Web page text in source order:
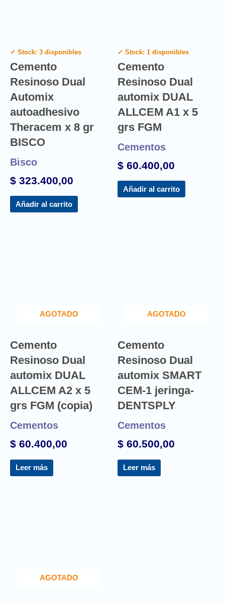
✓ Stock: 3 disponibles
Cemento
Resinoso Dual
Automix
autoadhesivo
Theracem x 8 gr
BISCO
Bisco
$ 323.400,00
Añadir al carrito
✓ Stock: 1 disponibles
Cemento
Resinoso Dual
automix DUAL
ALLCEM A1 x 5
grs FGM
Cementos
$ 60.400,00
Añadir al carrito
AGOTADO
Cemento
Resinoso Dual
automix DUAL
ALLCEM A2 x 5
grs FGM (copia)
Cementos
$ 60.400,00
Leer más
AGOTADO
Cemento
Resinoso Dual
automix SMART
CEM-1 jeringa-
DENTSPLY
Cementos
$ 60.500,00
Leer más
AGOTADO